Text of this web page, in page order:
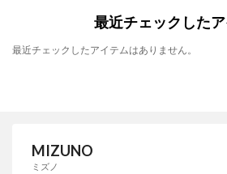
最近チェックした
最近チェックしたアイテムはありません。
MIZUNO
ミズノ